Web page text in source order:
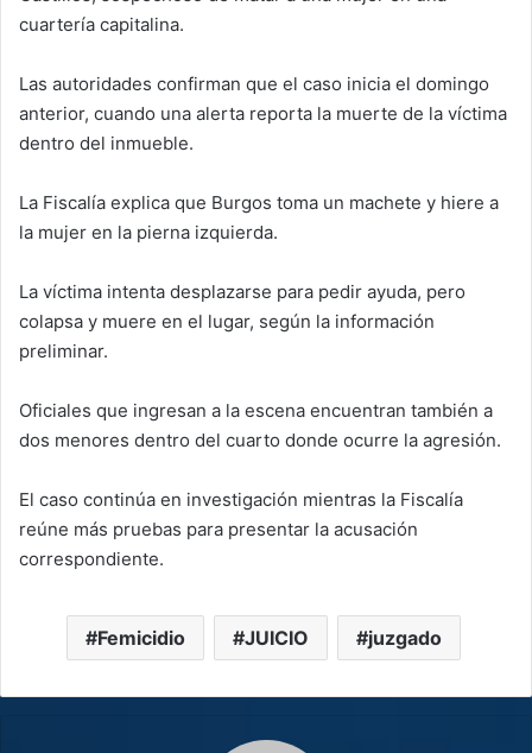
cuartería capitalina.
Las autoridades confirman que el caso inicia el domingo
anterior, cuando una alerta reporta la muerte de la víctima
dentro del inmueble.
La Fiscalía explica que Burgos toma un machete y hiere a
la mujer en la pierna izquierda.
La víctima intenta desplazarse para pedir ayuda, pero
colapsa y muere en el lugar, según la información
preliminar.
Oficiales que ingresan a la escena encuentran también a
dos menores dentro del cuarto donde ocurre la agresión.
El caso continúa en investigación mientras la Fiscalía
reúne más pruebas para presentar la acusación
correspondiente.
Femicidio JUICIO juzgado